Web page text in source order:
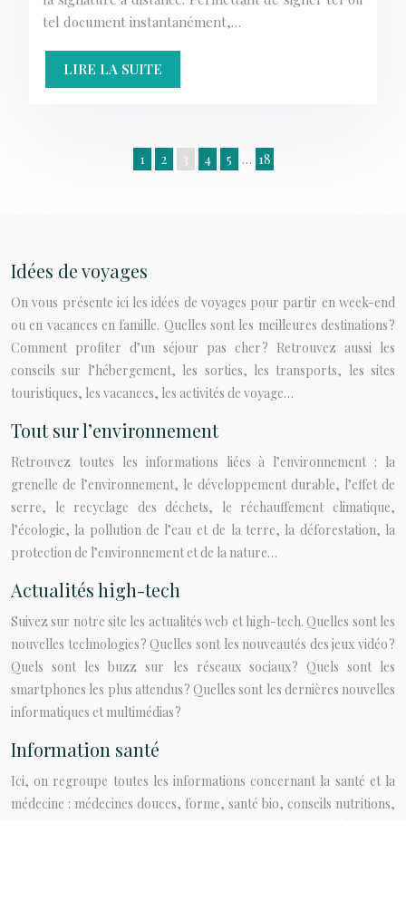
tel document instantanément,…
LIRE LA SUITE
1 2 3 4 5 … 18
Idées de voyages
On vous présente ici les idées de voyages pour partir en week-end
ou en vacances en famille. Quelles sont les meilleures destinations ?
Comment profiter d’un séjour pas cher ? Retrouvez aussi les
conseils sur l’hébergement, les sorties, les transports, les sites
touristiques, les vacances, les activités de voyage…
Tout sur l’environnement
Retrouvez toutes les informations liées à l’environnement : la
grenelle de l’environnement, le développement durable, l’effet de
serre, le recyclage des déchets, le réchauffement climatique,
l’écologie, la pollution de l’eau et de la terre, la déforestation, la
protection de l’environnement et de la nature…
Actualités high-tech
Suivez sur notre site les actualités web et high-tech. Quelles sont les
nouvelles technologies ? Quelles sont les nouveautés des jeux vidéo ?
Quels sont les buzz sur les réseaux sociaux ? Quels sont les
smartphones les plus attendus ? Quelles sont les dernières nouvelles
informatiques et multimédias ?
Information santé
Ici, on regroupe toutes les informations concernant la santé et la
médecine : médecines douces, forme, santé bio, conseils nutritions,
sexualité, traitements, maladies, bien-être, astuces de prévention,